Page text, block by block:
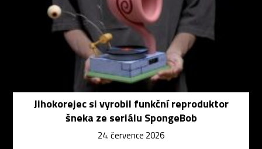
Jihokorejec si vyrobil funkční reproduktor
šneka ze seriálu SpongeBob
24. července 2026